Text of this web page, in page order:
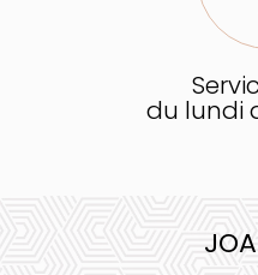
du lundi